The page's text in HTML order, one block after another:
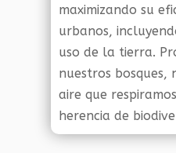
maximizando su
urbanos,
uso de la tierra.
nuestros bosques,
aire que
herencia de